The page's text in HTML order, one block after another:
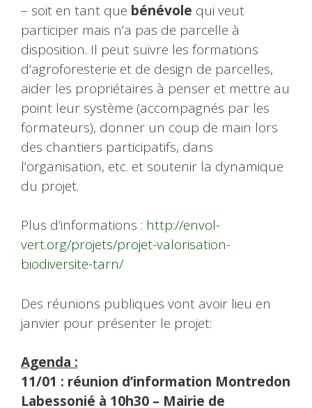
– soit en tant que bénévole qui veut
participer mais n’a pas de parcelle à
disposition. Il peut suivre les formations
d’agroforesterie et de design de parcelles,
aider les propriétaires à penser et mettre au
point leur système (accompagnés par les
formateurs), donner un coup de main lors
des chantiers participatifs, dans
l’organisation, etc. et soutenir la dynamique
du projet.
Plus d’informations : http://envol-
vert.org/projets/projet-valorisation-
biodiversite-tarn/
Des réunions publiques vont avoir lieu en
janvier pour présenter le projet:
Agenda :
11/01 : réunion d’information Montredon
Labessonié à 10h30 – Mairie de